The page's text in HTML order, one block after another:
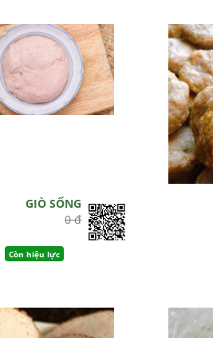
GIÒ SỐNG
0 đ
Còn hiệu lực